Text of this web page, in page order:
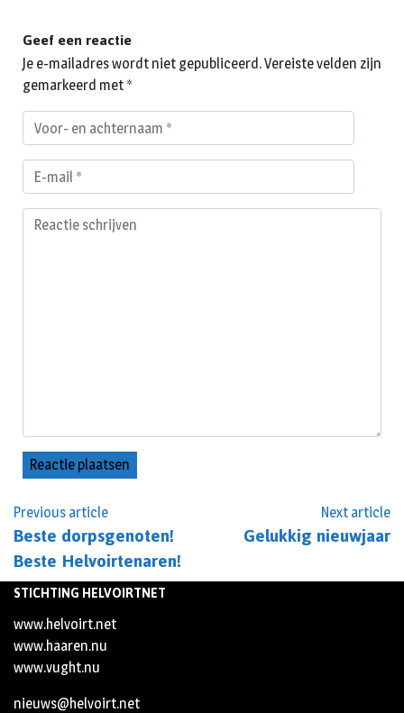
Previous article
Beste dorpsgenoten!
Beste Helvoirtenaren!
Next article
Gelukkig nieuwjaar
Geef een reactie
Je e-mailadres wordt niet gepubliceerd.Vereiste velden zijn
gemarkeerd met *
STICHTING HELVOIRTNET
www.helvoirt.net
www.haaren.nu
www.vught.nu
nieuws@helvoirt.net